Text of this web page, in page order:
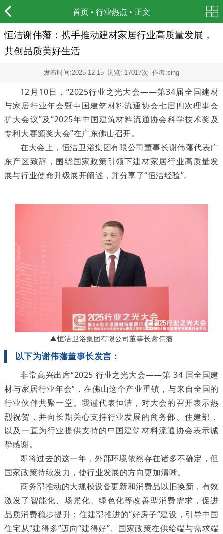
首页 • 行业热点 • 正文
恒洁谢伟藩：携手推动建材家居行业高质量发展，
共创品质美好生活
发布时间:2025-12-15 浏览: 17017次 作者:sing
12月10日，“2025行业之光大会——第34届全国建材
与家居行业年会暨中国建筑材料流通协会七届四次理事会
扩大会议”及“2025年中国建筑材料流通协会科学技术奖及
专利大赛颁奖大会”在广东佛山召开。
在大会上，恒洁卫浴集团有限公司董事长谢伟藩代表广
东产区致辞，围绕国家政策引领下建材家居行业高质量发
展与行业使命升级展开阐述，并分享了“恒洁经验”。
▲恒洁卫浴集团有限公司董事长谢伟藩
以下为谢伟藩董事长发言：
非常高兴出席“2025 行业之光大会——第 34 届全国建
材与家居行业年会”，在佛山这个产业重镇，与来自全国的
行业伙伴共聚一堂。我谨代表恒洁，对大会的召开表示热
烈祝贺，并向长期关心支持行业发展的商务部、住建部，
以及一直为行业提供支持的中国建筑材料流通协会表示诚
挚感谢。
即将过去的这一年，外部环境依然存在诸多不确定，但
国家政策持续发力，使行业发展的方向更加清晰。
商务部推动的大规模设备更新和消费品以旧换新，有效
激发了智能化、场景化、绿色化等改善型消费需求，促进
品质消费稳步提升；住建部推进的“好房子”建设，引导中国
住宅从“建得多”迈向“建得好”。国家政策在供给端与需求端